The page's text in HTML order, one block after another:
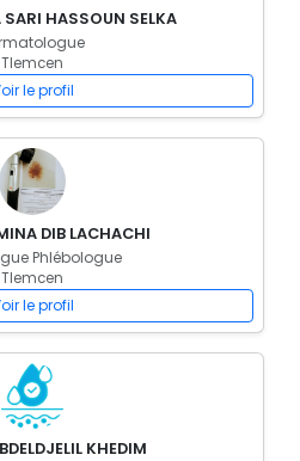
HASSOUN SELKA
Tlemcen
le profil
DIB LACHACHI
Phlébologue
Tlemcen
le profil
KHEDIM